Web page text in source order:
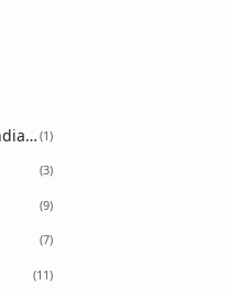
Ancient India GK 1
3
9
7
11